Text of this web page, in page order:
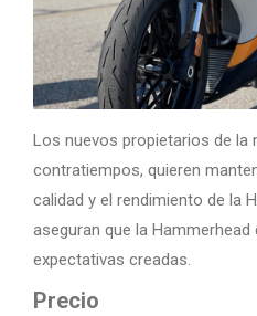
Los nuevos propietarios de la
contratiempos, quieren
calidad y el rendimiento de la
aseguran que la
expectativas creadas.
Precio